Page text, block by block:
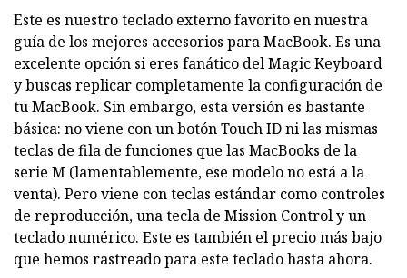
Este es nuestro teclado externo favorito en nuestra
guía de los mejores accesorios para MacBook. Es una
excelente opción si eres fanático del Magic Keyboard
y buscas replicar completamente la configuración de
tu MacBook. Sin embargo, esta versión es bastante
básica: no viene con un botón Touch ID ni las mismas
teclas de fila de funciones que las MacBooks de la
serie M (lamentablemente, ese modelo no está a la
venta). Pero viene con teclas estándar como controles
de reproducción, una tecla de Mission Control y un
teclado numérico. Este es también el precio más bajo
que hemos rastreado para este teclado hasta ahora.